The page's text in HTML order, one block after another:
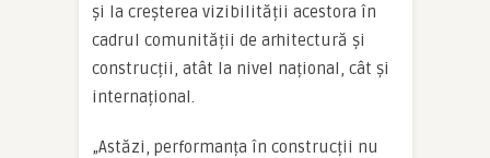
și la creșterea vizibilității acestora în
cadrul comunității de arhitectură și
construcții, atât la nivel național, cât și
internațional.
„Astăzi, performanța în construcții nu